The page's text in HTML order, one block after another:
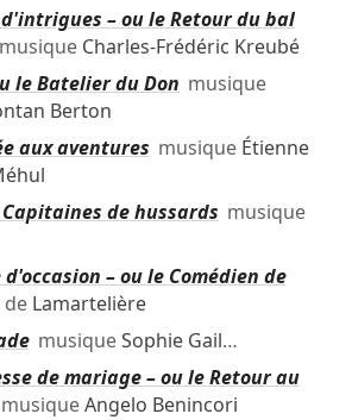
– ou le Retour du bal
Charles-Frédéric Kreubé
le Batelier du Don musique
Berton
aux aventures musique Étienne
Capitaines de hussards musique
d'occasion – ou le Comédien de
Lamartelière
musiqueSophie Gail…
de mariage – ou le Retour au
Angelo Benincori